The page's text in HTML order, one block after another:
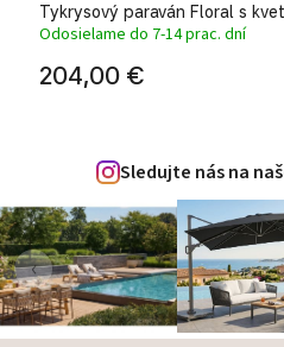
Tykrysový paraván Floral s
Odosielame do 7-14 prac. dní
204,00 €
Sledujte nás na
‹